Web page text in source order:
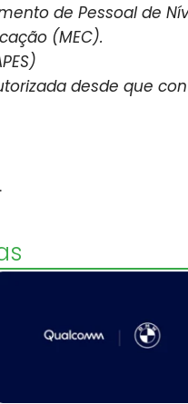
de Pessoal de
(MEC).
desde que